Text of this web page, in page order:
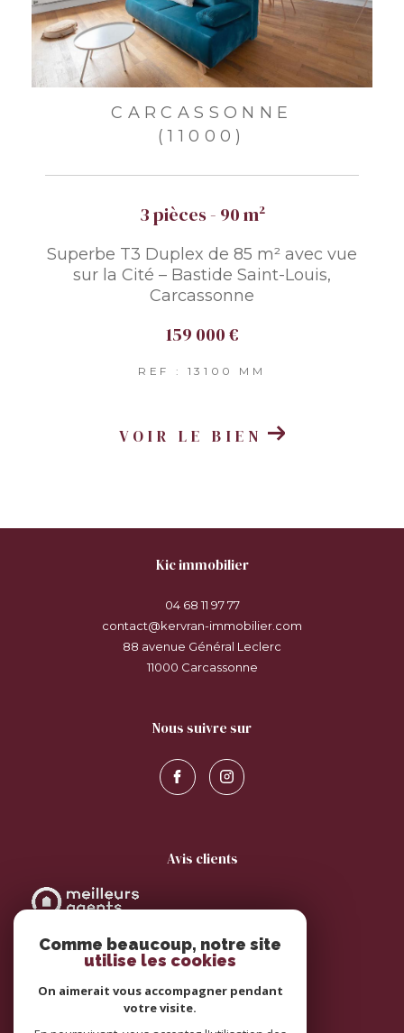
CARCASSONNE
(11000)
3 pièces - 90 m²
Superbe T3 Duplex de 85 m² avec vue
sur la Cité – Bastide Saint-Louis,
Carcassonne
159 000 €
REF : 13100 MM
VOIR LE BIEN
kic immobilier
04 68 11 97 77
contact@kervran-immobilier.com
88 avenue Général Leclerc
11000
carcassonne
nous suivre sur
avis clients
adhérents
Comme beaucoup, notre site
utilise les cookies
On aimerait vous accompagner pendant
votre visite.